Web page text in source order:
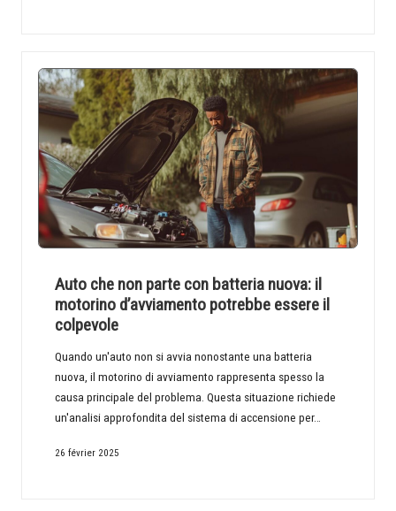
Auto che non parte con batteria nuova: il
motorino d’avviamento potrebbe essere il
colpevole
Quando un'auto non si avvia nonostante una batteria
nuova, il motorino di avviamento rappresenta spesso la
causa principale del problema. Questa situazione richiede
un'analisi approfondita del sistema di accensione per…
26 février 2025